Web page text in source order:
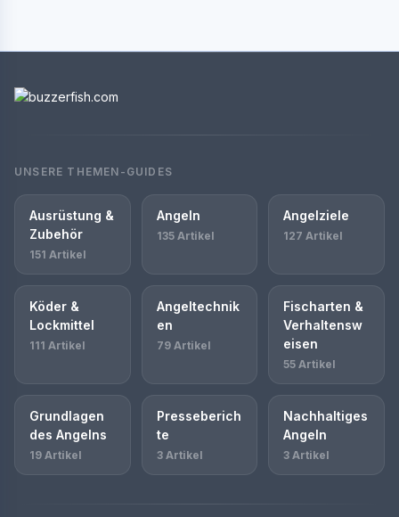
UNSERE THEMEN-GUIDES
Ausrüstung &
Zubehör
151 Artikel
Angeln
135 Artikel
Angelziele
127 Artikel
Köder &
Lockmittel
111 Artikel
Angeltechnik
en
79 Artikel
Fischarten &
Verhaltensw
eisen
55 Artikel
Grundlagen
des Angelns
19 Artikel
Presseberich
te
3 Artikel
Nachhaltiges
Angeln
3 Artikel